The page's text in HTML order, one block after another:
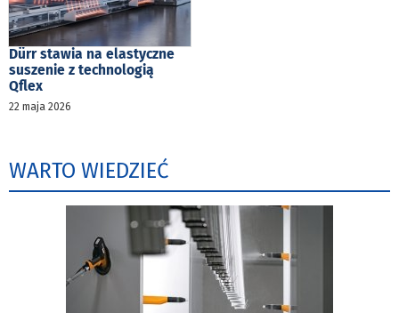
Dürr stawia na elastyczne
suszenie z technologią
Qflex
22 maja 2026
WARTO WIEDZIEĆ